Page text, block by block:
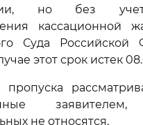
но без
кассационной
Суда Российской
этот срок истек
не относятся.